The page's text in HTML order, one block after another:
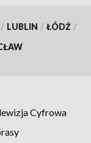
/ LUBLIN / ŁÓDŹ /
Cyfrowa